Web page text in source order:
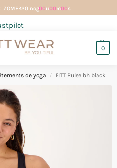
ZOMER20 nog00u00m00s
0
de yoga / FITT Pulse bh black